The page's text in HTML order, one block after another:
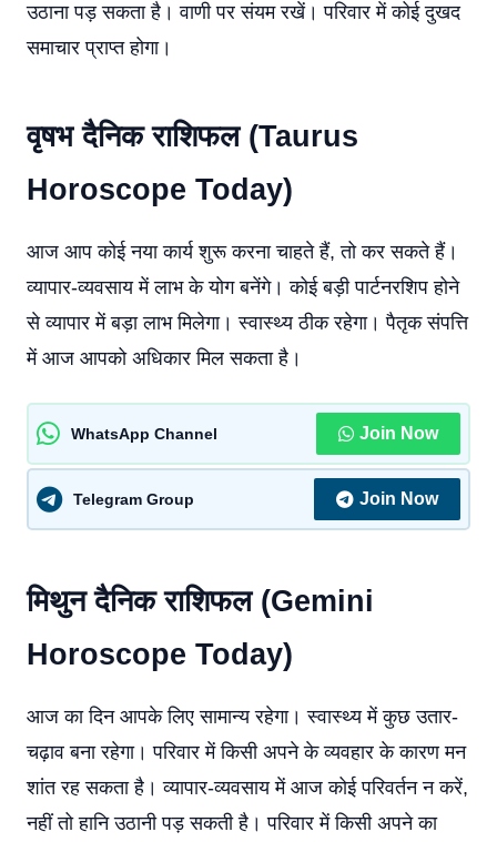
उठाना पड़ सकता है। वाणी पर संयम रखें। परिवार में कोई दुखद
समाचार प्राप्त होगा।
वृषभ दैनिक राशिफल (Taurus
Horoscope Today)
आज आप कोई नया कार्य शुरू करना चाहते हैं, तो कर सकते हैं।
व्यापार-व्यवसाय में लाभ के योग बनेंगे। कोई बड़ी पार्टनरशिप होने
से व्यापार में बड़ा लाभ मिलेगा। स्वास्थ्य ठीक रहेगा। पैतृक संपत्ति
में आज आपको अधिकार मिल सकता है।
WhatsApp Channel Join Now
Telegram Group Join Now
मिथुन दैनिक राशिफल (Gemini
Horoscope Today)
आज का दिन आपके लिए सामान्य रहेगा। स्वास्थ्य में कुछ उतार-
चढ़ाव बना रहेगा। परिवार में किसी अपने के व्यवहार के कारण मन
शांत रह सकता है। व्यापार-व्यवसाय में आज कोई परिवर्तन न करें,
नहीं तो हानि उठानी पड़ सकती है। परिवार में किसी अपने का